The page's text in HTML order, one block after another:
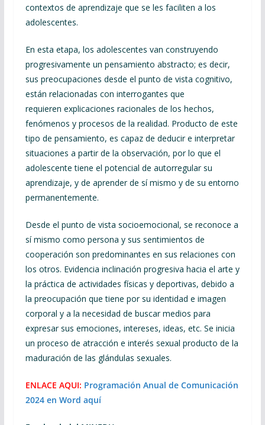
contextos de aprendizaje que se les faciliten a los
adolescentes.
En esta etapa, los adolescentes van construyendo
progresivamente un pensamiento abstracto; es decir,
sus preocupaciones desde el punto de vista cognitivo,
están relacionadas con interrogantes que
requieren explicaciones racionales de los hechos,
fenómenos y procesos de la realidad. Producto de este
tipo de pensamiento, es capaz de deducir e interpretar
situaciones a partir de la observación, por lo que el
adolescente tiene el potencial de autorregular su
aprendizaje, y de aprender de sí mismo y de su entorno
permanentemente.
Desde el punto de vista socioemocional, se reconoce a
sí mismo como persona y sus sentimientos de
cooperación son predominantes en sus relaciones con
los otros. Evidencia inclinación progresiva hacia el arte y
la práctica de actividades físicas y deportivas, debido a
la preocupación que tiene por su identidad e imagen
corporal y a la necesidad de buscar medios para
expresar sus emociones, intereses, ideas, etc. Se inicia
un proceso de atracción e interés sexual producto de la
maduración de las glándulas sexuales.
ENLACE AQUI: Programación Anual de Comunicación
2024 en Word aquí